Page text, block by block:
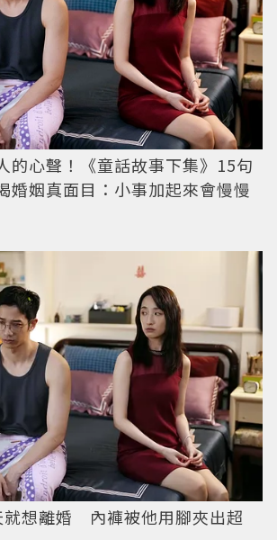
的心聲！《童話故事下集》15句
婚姻真面目：小事加起來會慢慢
就想離婚 內褲被他用腳夾出超